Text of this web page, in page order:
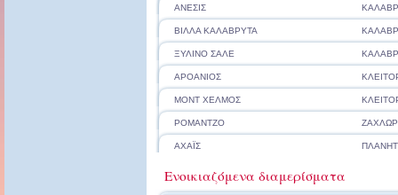
ΑΝΕΣΙΣ
ΒΙΛΛΑ ΚΑΛΑΒΡΥΤΑ
ΞΥΛΙΝΟ ΣΑΛΕ
ΑΡΟΑΝΙΟΣ
ΜΟΝΤ ΧΕΛΜΟΣ
ΡΟΜΑΝΤΖΟ
ΑΧΑΪΣ
Ενοικιαζόμενα διαμερίσματα